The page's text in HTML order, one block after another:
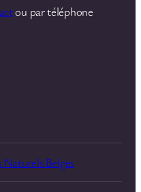
ou par téléphone
Belges